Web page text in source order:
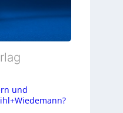
und